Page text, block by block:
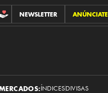
CONTRIBUCIONES
NEWSLETTER ANÚNCIATE
ÍNDICESDIVISAS